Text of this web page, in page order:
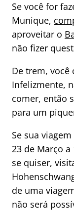
Se você for
Munique,
aproveitar o
não fizer
De trem, você
Infelizmente,
comer, então
para um
Se sua
23 de Março
se quiser,
de uma
não será